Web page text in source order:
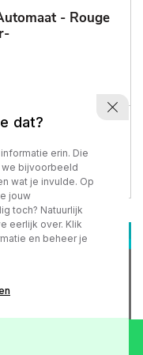
- Rouge
dat?
erin. Die
we bijvoorbeeld
wat je invulde. Op
jouw
toch? Natuurlijk
eerlijk over. Klik
en beheer je